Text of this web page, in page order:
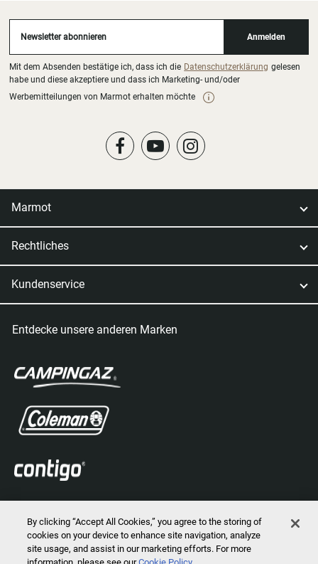
Newsletter abonnieren Anmelden
Mit dem Absenden bestätige ich, dass ich die Datenschutzerklärung gelesen
habe und diese akzeptiere und dass ich Marketing- und/oder
Werbemitteilungen von Marmot erhalten möchte
Marmot
Rechtliches
Kundenservice
Entdecke unsere anderen Marken
By clicking “Accept All Cookies,” you agree to the storing of
cookies on your device to enhance site navigation, analyze
site usage, and assist in our marketing efforts. For more